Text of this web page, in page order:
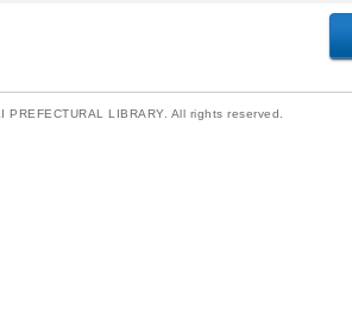
LIBRARY. All rights reserved.